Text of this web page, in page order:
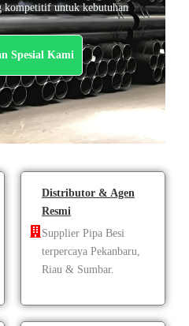
kompetitif untuk kebutuhan
Spesial Kami
Distributor & Agen
Resmi
Supplier Pipa Besi
terpercaya Pekanbaru,
Riau & Sumbar.